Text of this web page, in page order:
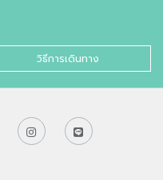
วิธีการเดินทาง